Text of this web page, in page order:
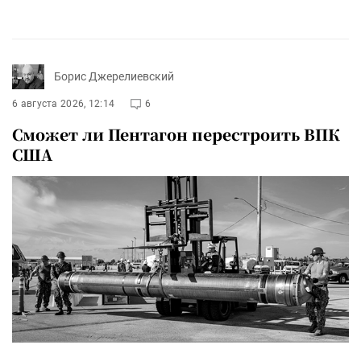
Борис Джерелиевский
6 августа 2026, 12:14 6
Сможет ли Пентагон перестроить ВПК
США